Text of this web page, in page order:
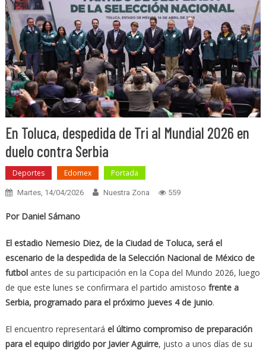
En Toluca, despedida de Tri al Mundial 2026 en
duelo contra Serbia
Deportes Edomex Portada
Martes, 14/04/2026 Nuestra Zona 559
Por Daniel Sámano
El estadio Nemesio Diez, de la Ciudad de Toluca, será el
escenario de la despedida de la Selección Nacional de México de
futbolantes de su participación en la Copa del Mundo 2026, luego
de que este lunes se confirmara el partido amistoso frente a
Serbia, programado para el próximo jueves 4 de junio.
El encuentro representará el último compromiso de preparación
para el equipo dirigido por Javier Aguirre, justo a unos días de su